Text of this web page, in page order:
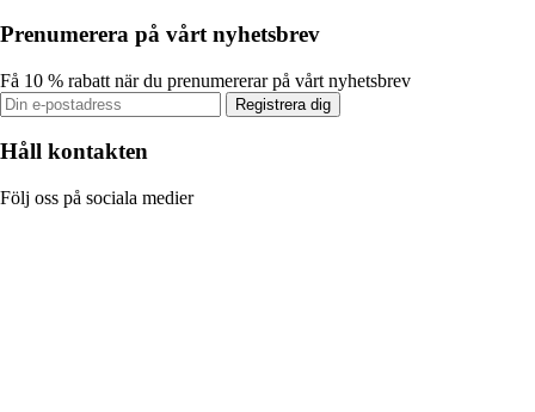
Prenumerera på vårt nyhetsbrev
Få 10 % rabatt när du prenumererar på vårt nyhetsbrev
Registrera dig
Håll kontakten
Följ oss på sociala medier